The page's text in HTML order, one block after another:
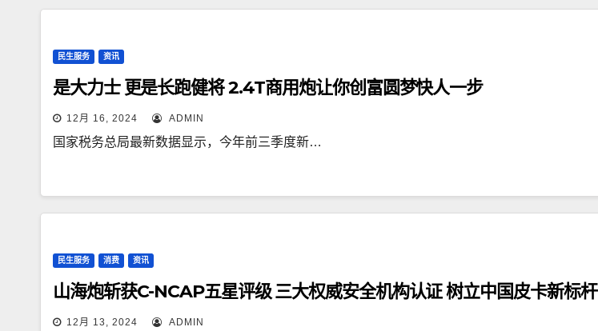
民生服务 资讯
是大力士 更是长跑健将 2.4T商用炮让你创富圆梦快人一步
12月 16, 2024 ADMIN
国家税务总局最新数据显示，今年前三季度新…
民生服务 消费 资讯
山海炮斩获C-NCAP五星评级 三大权威安全机构认证 树立中国皮卡新标杆
12月 13, 2024 ADMIN